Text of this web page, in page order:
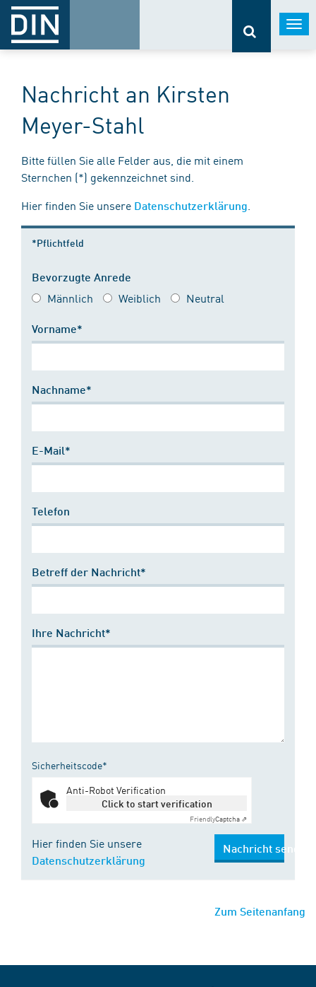
Nachricht an Kirsten
Meyer-Stahl
Bitte füllen Sie alle Felder aus, die mit einem
Sternchen (*) gekennzeichnet sind.
Hier finden Sie unsere Datenschutzerklärung
*Pflichtfeld
Bevorzugte Anrede
Männlich Weiblich Neutral
Vorname*
Nachname*
E-Mail*
Telefon
Betreff der Nachricht*
Ihre Nachricht*
Sicherheitscode*
Anti-Robot Verification
Click to start verification
FriendlyCaptcha ⇗
Hier finden Sie unsere
Datenschutzerklärung
Nachricht senden
Zum Seitenanfang